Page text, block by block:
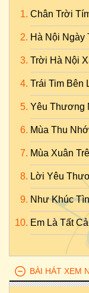
Chân Trời
Hà Nội Ngày
Trời Hà Nội
Trái Tim Bên
Yêu Thương
Mùa Thu
Mùa Xuân
Lời Yêu
Như Khúc
Em Là Tất Cả
BÀI HÁT XEM